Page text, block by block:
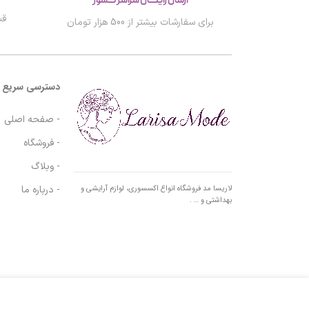
برای سفارشات بیشتر از 500 هزار تومان
لاریسا مد فروشگاه انواع اکسسوری، لوازم آرایشی و
بهداشتی و … .
دسترسی سریع
- صفحه اصلی
- فروشگاه
- وبلاگ
- درباره ما